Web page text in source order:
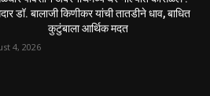
डॉ. बालाजी किणीकर यांची तातडीने धाव, बाधित
कुटुंबाला आर्थिक मदत
4, 2026